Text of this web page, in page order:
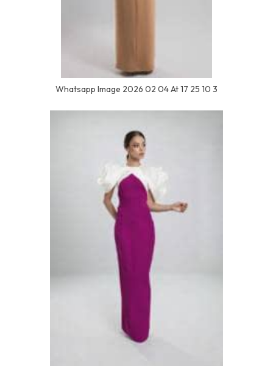
Whatsapp Image 2026 02 04 At 17 25 10 3